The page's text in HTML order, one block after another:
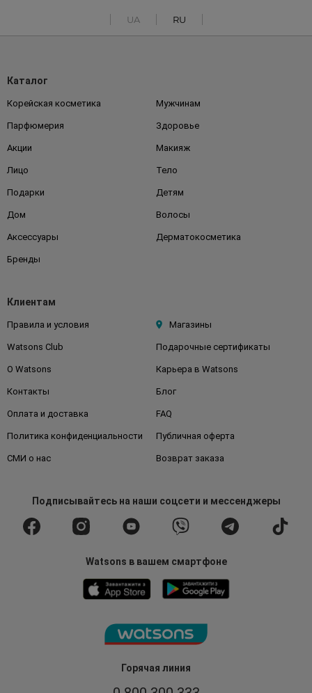
UA RU
Горячая линия
Каталог
Корейская косметика Мужчинам
Парфюмерия Здоровье
Акции Макияж
Лицо Тело
Подарки Детям
Дом Волосы
Аксессуары Дерматокосметика
Бренды
Клиентам
Правила и условия Магазины
Watsons Club Подарочные сертификаты
О Watsons Карьера в Watsons
Контакты Блог
Оплата и доставка FAQ
Политика конфиденциальности Публичная оферта
СМИ о нас Возврат заказа
Подписывайтесьна наши соцсети и мессенджеры
Watsons в вашем смартфоне